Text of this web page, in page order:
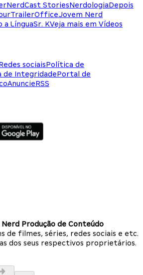
NerdCast StoriesNerdologiaDepois
TrailerOfficeJovem Nerd
a LínguaSr. KVeja mais em Vídeos
sociaisPolítica de
de IntegridadePortal de
AnuncieRSS
Produção de Conteúdo
de filmes, séries, redes sociais e etc.
dos seus respectivos proprietários.